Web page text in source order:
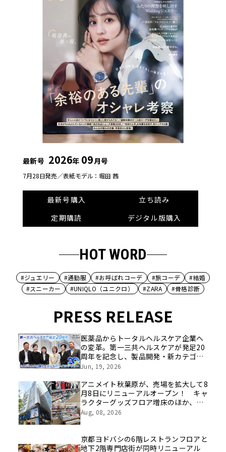
最新号 2026年 09月号
7月28日発売／表紙モデル：堀田 茜
最新号購入
立ち読み
定期購読
デジタル版購入
HOT WORD
#ジュエリー #通勤服 #お呼ばれコーデ #旅コーデ
#結婚
#スニーカー
#UNIQLO（ユニクロ） #ZARA #骨格診断
PRESS RELEASE
医薬品からトータルヘルスケア企業へ
の変革。第一三共ヘルスケアが発足20
周年を記念し、製品開発・新カテゴリ
挑戦の舞台や旧社統合時のエピソード
像を公開！
Jun, 19, 2026
アニメイト秋葉原が、売場を拡大して8
月8日にリニューアルオープン！ キャ
ラクターグッズフロア増床のほか、新
たにカプセルトイ特化フロアや期間限
Aug, 08, 2026
京都ヨドバシの6階レストランフロアと
地下2階専門店街が同時リニューアル